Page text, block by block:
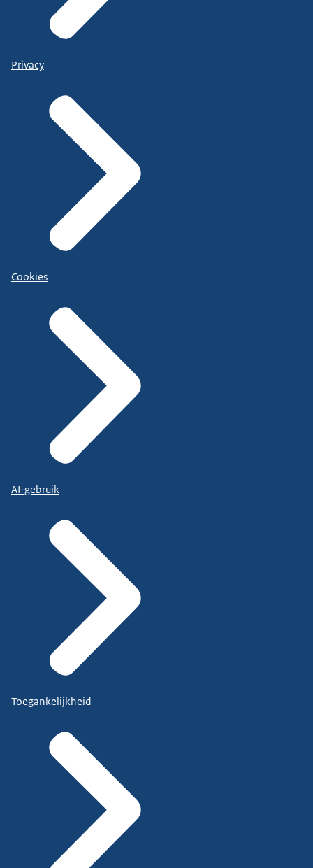
Privacy
Cookies
AI-gebruik
Toegankelijkheid